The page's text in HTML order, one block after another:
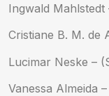
Ingwald Mahlstedt
Cristiane B. M. de
Lucimar Neske –
Vanessa Almeida